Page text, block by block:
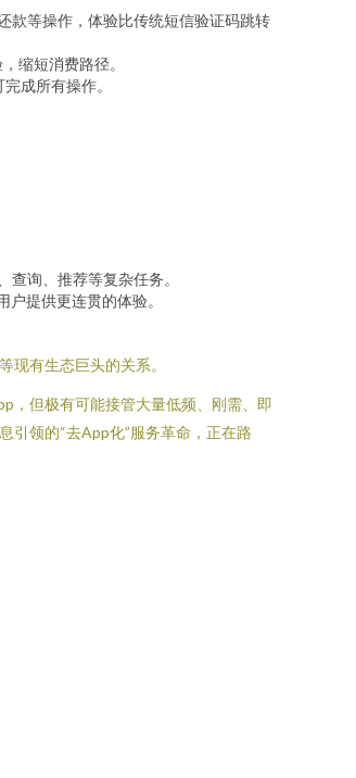
款等操作，体验比传统短信验证码跳转
缩短消费路径。
成所有操作。
询、推荐等复杂任务。
提供更连贯的体验。
现有生态巨头的关系。
，但极有可能接管大量低频、刚需、即
引领的“去App化”服务革命，正在路